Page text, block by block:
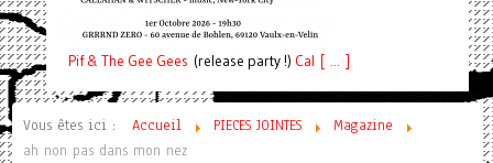
Pif& The Gee Gees (release party !) Cal [ ... ]
Vous êtes ici : Accueil PIECES JOINTES
Magazine
ah non pas dans mon nez